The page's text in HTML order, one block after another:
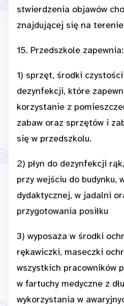
stwierdzenia objawów
znajdującej się na
15. Przedszkole zapewnia:
1) sprzęt, środki
dezynfekcji, które
korzystanie z
zabaw oraz sprzętów i
się w przedszkolu.
2) płyn do dezynfekcji
przy wejściu do budynku,
dydaktycznej, w jadalni
przygotowania posiłku
3) wyposaża w środki
rękawiczki, maseczki
wszystkich pracowników
w fartuchy medyczne z
wykorzystania w